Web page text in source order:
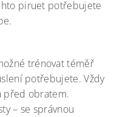
piruet potřebujete
trénovat téměř
potřebujete. Vždy
před obratem.
– se správnou